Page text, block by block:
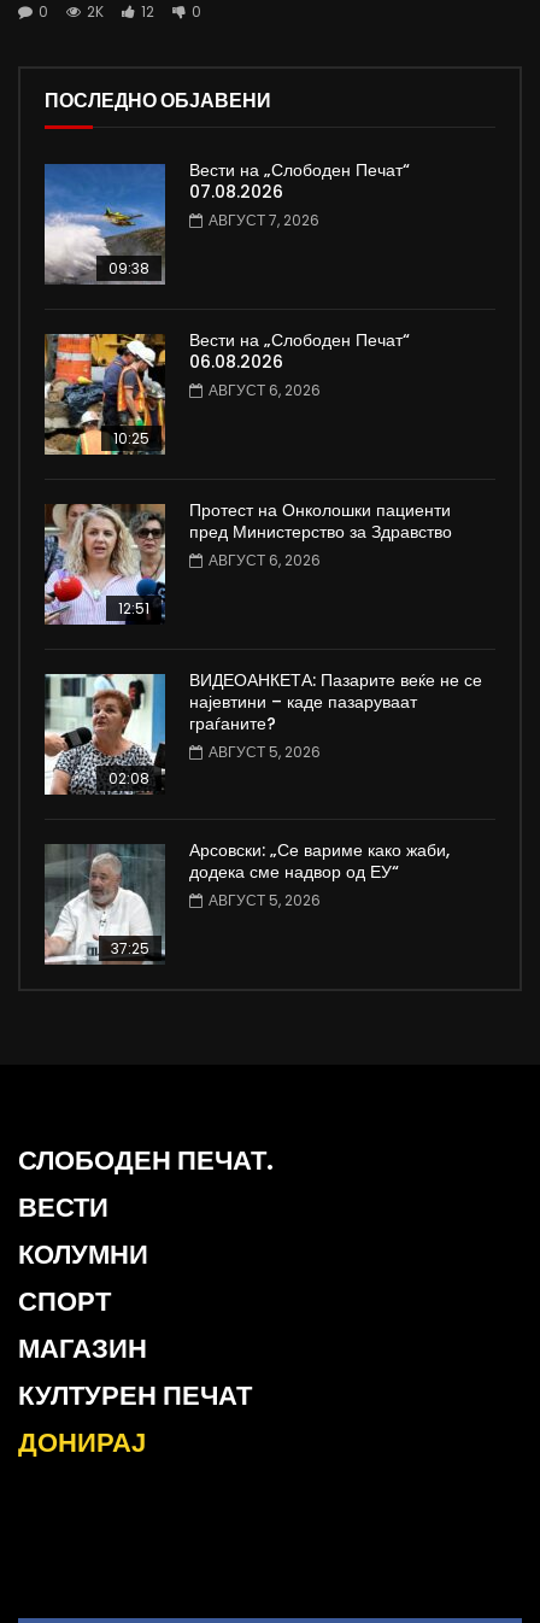
0
2K 12 0
ПОСЛЕДНО ОБЈАВЕНИ
09:38
Вести на „Слободен Печат“
07.08.2026
АВГУСТ 7, 2026
10:25
Вести на „Слободен Печат“
06.08.2026
АВГУСТ 6, 2026
12:51
Протест на Онколошки пациенти
пред Министерство за Здравство
АВГУСТ 6, 2026
02:08
ВИДЕОАНКЕТА: Пазарите веќе не се
најевтини – каде пазаруваат
граѓаните?
АВГУСТ 5, 2026
37:25
Арсовски: „Се вариме како жаби,
додека сме надвор од ЕУ“
АВГУСТ 5, 2026
СЛОБОДЕН ПЕЧАТ.
ВЕСТИ
КОЛУМНИ
СПОРТ
МАГАЗИН
КУЛТУРЕН ПЕЧАТ
ДОНИРАЈ